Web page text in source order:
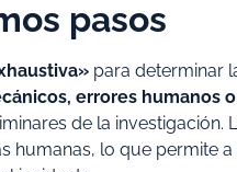
pasos
para determinar
errores humanos
de la investigación.
humanas, lo que permite